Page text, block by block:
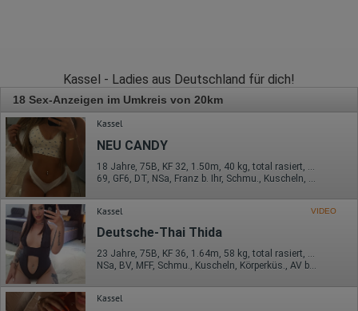
Kassel - Ladies aus Deutschland für dich!
18 Sex-Anzeigen im Umkreis von 20km
Kassel
NEU CANDY
18 Jahre, 75B, KF 32, 1.50m, 40 kg, total rasiert, deutsch
69, GF6, DT, NSa, Franz b. Ihr, Schmu., Kuscheln, Körperküs.
Kassel VIDEO
Deutsche-Thai Thida
23 Jahre, 75B, KF 36, 1.64m, 58 kg, total rasiert, asiatisch
NSa, BV, MFF, Schmu., Kuscheln, Körperküs., AV b. Ihm, DSa
Kassel